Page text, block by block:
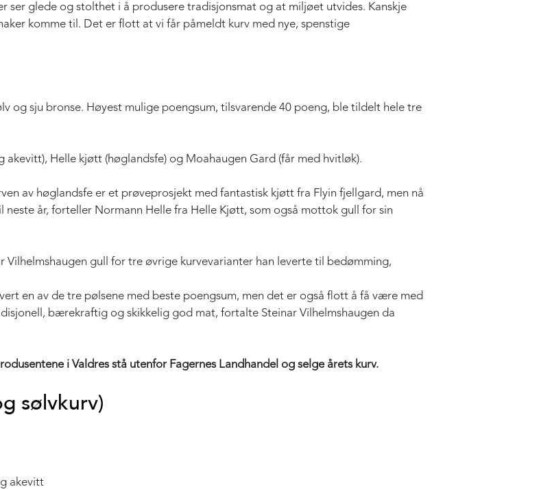
ser glede og stolthet i å produsere tradisjonsmat og at miljøet utvides. Kanskje
komme til. Det er flott at vi får påmeldt kurv med nye, spenstige
og sju bronse. Høyest mulige poengsum, tilsvarende 40 poeng, ble tildelt hele tre
Helle kjøtt (høglandsfe) og Moahaugen Gard (får med hvitløk).
av høglandsfe er et prøveprosjekt med fantastisk kjøtt fra Flyin fjellgard, men nå
neste år, forteller Normann Helle fra Helle Kjøtt, som også mottok gull for sin
Vilhelmshaugen gull for tre øvrige kurvevarianter han leverte til bedømming,
en av de tre pølsene med beste poengsum, men det er også flott å få være med
bærekraftig og skikkelig god mat, fortalte Steinar Vilhelmshaugen da
i Valdres stå utenfor Fagernes Landhandel og selge årets kurv.
sølvkurv)
akevitt